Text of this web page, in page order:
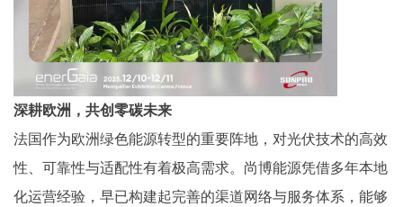
深耕欧洲，共创零碳未来
法国作为欧洲绿色能源转型的重要阵地，对光伏技术的高效
性、可靠性与适配性有着极高需求。尚博能源凭借多年本地
化运营经验，早已构建起完善的渠道网络与服务体系，能够